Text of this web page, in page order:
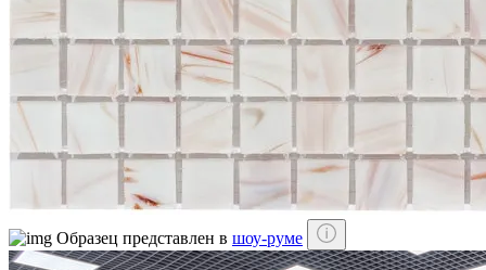
Образец представлен в шоу-руме